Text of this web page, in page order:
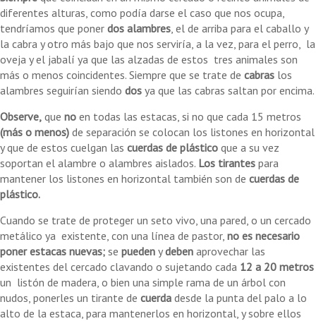
diferentes alturas, como podía darse el caso que nos ocupa,
tendríamos que poner dos alambres, el de arriba para el caballo y
la cabra y otro más bajo que nos serviría, a la vez, para el perro, la
oveja y el jabalí ya que las alzadas de estos tres animales son
más o menos coincidentes. Siempre que se trate de cabras los
alambres seguirían siendo dos ya que las cabras saltan por encima.
Observe, que no en todas las estacas, si no que cada 15 metros
(más o menos) de separación se colocan los listones en horizontal
y que de estos cuelgan las cuerdas de plástico que a su vez
soportan el alambre o alambres aislados. Los tirantes para
mantener los listones en horizontal también son de cuerdas de
plástico.
Cuando se trate de proteger un seto vivo, una pared, o un cercado
metálico ya existente, con una línea de pastor, no es necesario
poner estacas nuevas; se pueden ydeben aprovechar las
existentes del cercado clavando o sujetando cada 12 a 20 metros
un listón de madera, o bien una simple rama de un árbol con
nudos, ponerles un tirante de cuerda desde la punta del palo a lo
alto de la estaca, para mantenerlos en horizontal, y sobre ellos